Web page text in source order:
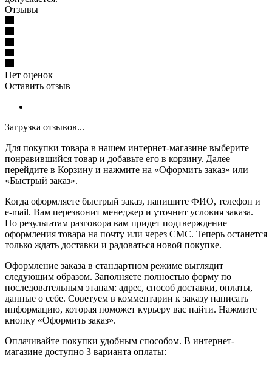
Отзывы
Нет оценок
Оставить отзыв
Загрузка отзывов...
Для покупки товара в нашем интернет-магазине выберите
понравившийся товар и добавьте его в корзину. Далее
перейдите в Корзину и нажмите на «Оформить заказ» или
«Быстрый заказ».
Когда оформляете быстрый заказ, напишите ФИО, телефон и
e-mail. Вам перезвонит менеджер и уточнит условия заказа.
По результатам разговора вам придет подтверждение
оформления товара на почту или через СМС. Теперь останется
только ждать доставки и радоваться новой покупке.
Оформление заказа в стандартном режиме выглядит
следующим образом. Заполняете полностью форму по
последовательным этапам: адрес, способ доставки, оплаты,
данные о себе. Советуем в комментарии к заказу написать
информацию, которая поможет курьеру вас найти. Нажмите
кнопку «Оформить заказ».
Оплачивайте покупки удобным способом. В интернет-
магазине доступно 3 варианта оплаты: